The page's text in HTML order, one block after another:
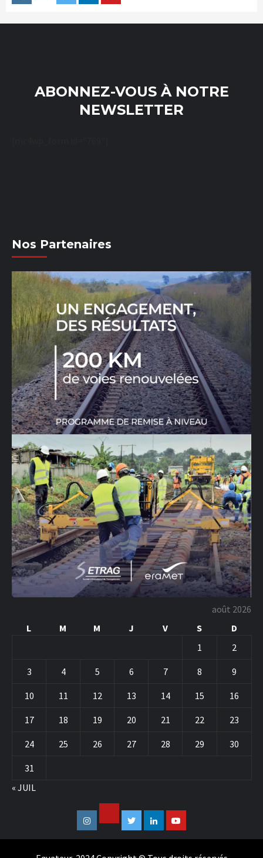
ABONNEZ-VOUS À NOTRE
NEWSLETTER
Nos Partenaires
août 2026
L
M M J V S D
« JUIL
1 2
3 4 5 6 7 8 9
10 11 12 13 14 15 16
17 18 19 20 21 22 23
24 25 26 27 28 29 30
31
Instagram
Facebook
TwitterLinkedinYoutube